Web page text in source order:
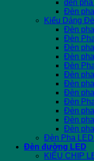
đèn
Đèn
Kiểu Dáng
Đèn
Đèn
Đèn
Đèn
Đèn
Đèn
Đèn
Đèn
Đèn
Đèn
Đèn
Đèn
Đèn Pha
Đèn đường LED
KIỂU CHIP